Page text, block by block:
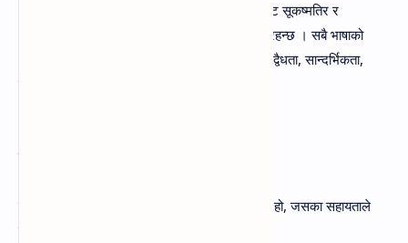
। त्यस्तै हरेक भाषा आफ्नो विकासको क्राए्ममा स्थूलबाट सूकष्मतिर र
अपरिपक्को स्थितिबाट परिपक्रको स्थितितिर यात्रारत रहन्छ । सबै भाषाको
आफ्नो मानक रूप हुन्छ । याहृच्छिकता, सिर्जनात्मकता, द्वैधता, सान्दर्भिकता,
उत्तर- भाषा यादृच्छिक वाक्प्रतीकहरूको त्यस्तो व्यवस्था हो, जसका सहायताले